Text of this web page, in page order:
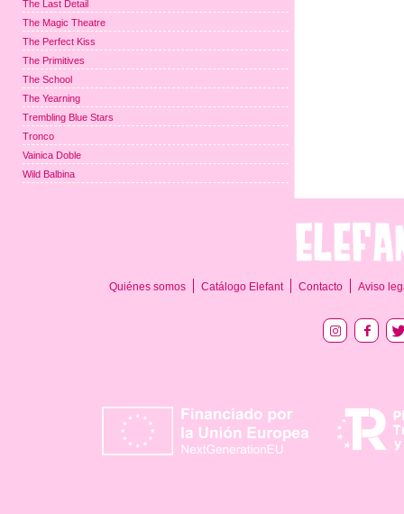
The Last Detail
The Magic Theatre
The Perfect Kiss
The Primitives
The School
The Yearning
Trembling Blue Stars
Tronco
Vainica Doble
Wild Balbina
Quiénes somos Catálogo Elefant Contacto Aviso